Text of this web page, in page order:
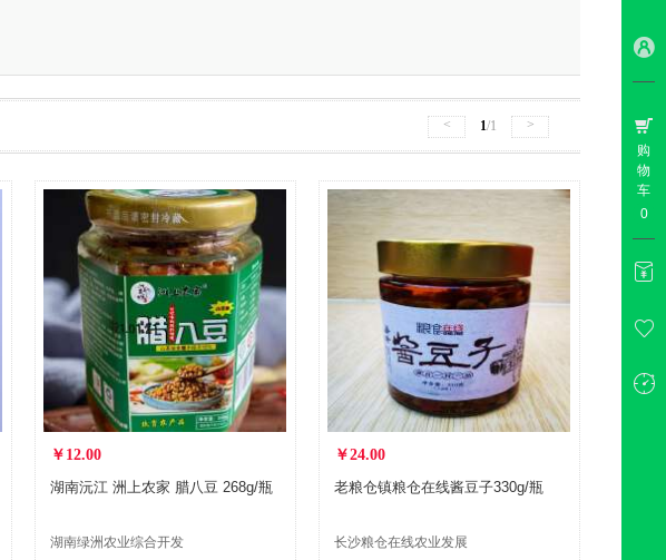
购
物
车
0
< 1/1 >
￥12.00
湖南沅江 洲上农家 腊八豆 268g/瓶
湖南绿洲农业综合开发
￥24.00
老粮仓镇粮仓在线酱豆子330g/瓶
长沙粮仓在线农业发展